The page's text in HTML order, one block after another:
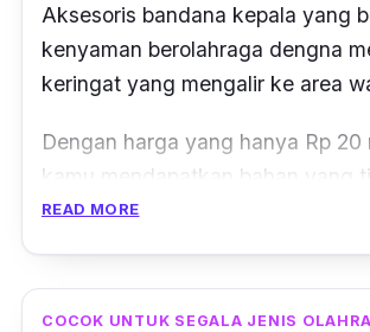
Aksesoris bandana kepala yang
kenyaman berolahraga dengna
keringat yang mengalir ke area
Dengan harga yang hanya Rp 20
kamu mendapatkan bahan yang
membuat kulitmu sakit saat
memilihnya sesuai dengan
READ MORE
COCOK UNTUK SEGALA JENIS